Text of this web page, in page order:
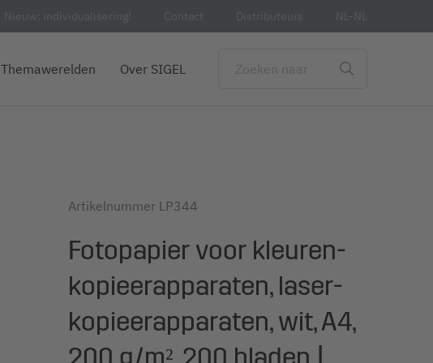
Nieuw: individualisering! Contact Distributeurs NL-NL
Themawerelden Over SIGEL
Artikelnummer LP344
Fotopapier voor kleuren-
kopieerapparaten, laser-
kopieerapparaten, wit, A4,